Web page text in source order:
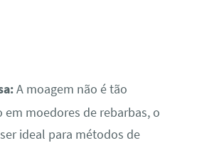
A moagem não é tão
em moedores de rebarbas, o
ideal para métodos de